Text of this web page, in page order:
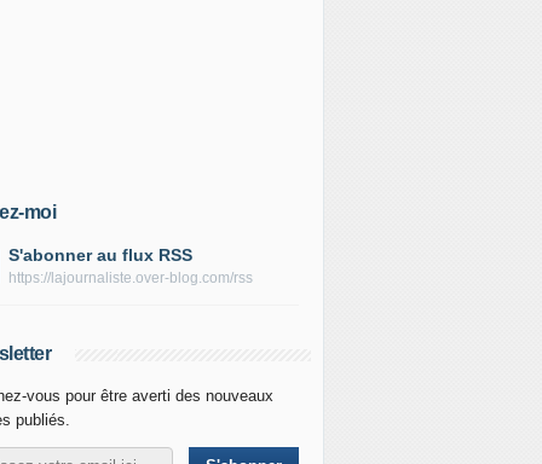
moi
S'abonner au flux RSS
https://lajournaliste.over-blog.com/rss
vous pour être averti des nouveaux
publiés.